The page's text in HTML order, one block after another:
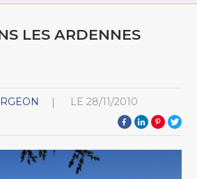
LES ARDENNES
LE 28/11/2010